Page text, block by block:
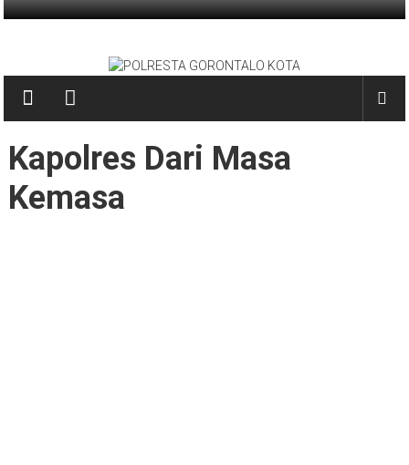
Skip
POLRESTA
GORONTALO
KOTA
PRESISI
Kapolres Dari Masa
Kemasa